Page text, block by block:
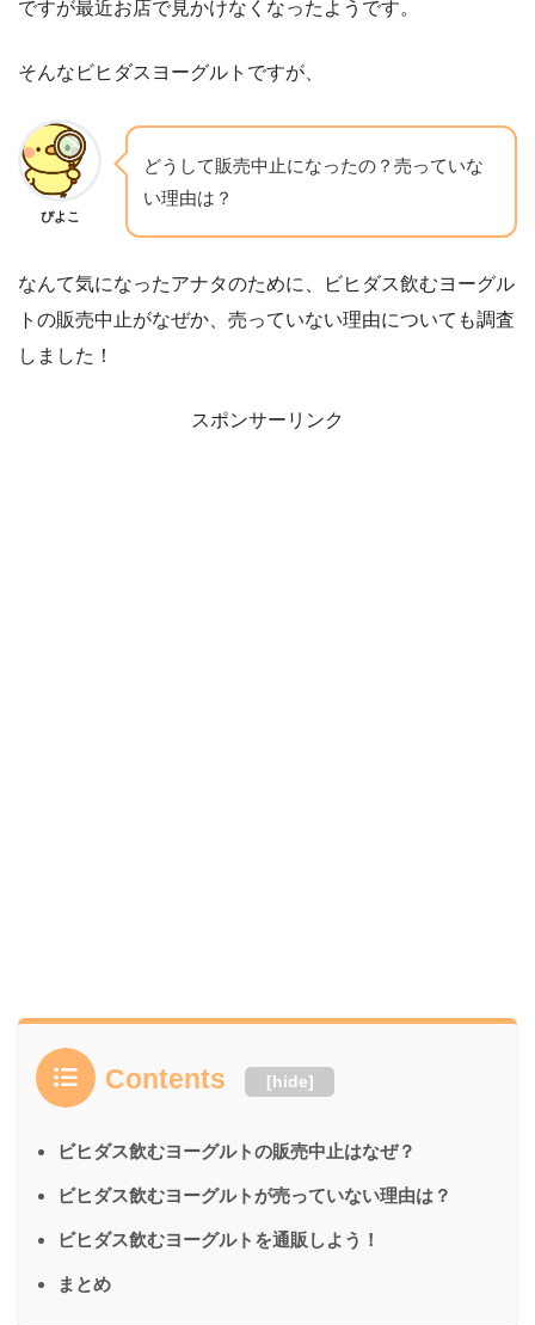
ですが最近お店で見かけなくなったようです。
そんなビヒダスヨーグルトですが、
ぴよこ
どうして販売中止になったの？売っていな
い理由は？
なんて気になったアナタのために、ビヒダス飲むヨーグル
トの販売中止がなぜか、売っていない理由についても調査
しました！
スポンサーリンク
Contents [hide]
ビヒダス飲むヨーグルトの販売中止はなぜ？
ビヒダス飲むヨーグルトが売っていない理由は？
ビヒダス飲むヨーグルトを通販しよう！
まとめ